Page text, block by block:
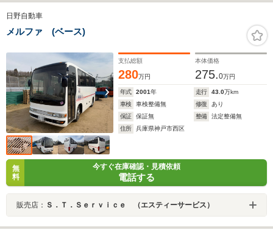
日野自動車
メルファ (ベース)
支払総額
280万円
本体価格
275.0万円
年式 2001年 走行 43.0万km
車検
車検整備無 修復
あり
保証
保証無 整備
法定整備無
住所
兵庫県神戸市西区
無
料
今すぐ在庫確認・見積依頼
電話する
販売店： Ｓ．Ｔ．Ｓｅｒｖｉｃｅ （エスティーサービス）